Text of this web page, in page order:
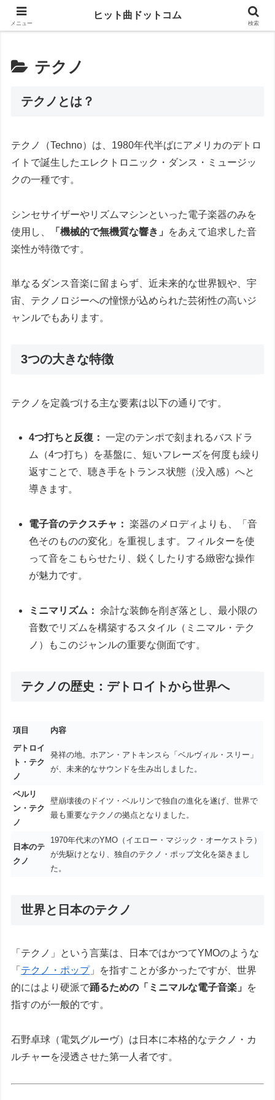
思い出の曲がすぐに見つかる
テクノ
テクノとは？
テクノ（Techno）は、1980年代半ばにアメリカのデトロ
イトで誕生したエレクトロニック・ダンス・ミュージッ
クの一種です。
シンセサイザーやリズムマシンといった電子楽器のみを
使用し、
「機械的で無機質な響き」
をあえて追求した音
楽性が特徴です。
単なるダンス音楽に留まらず、近未来的な世界観や、宇
宙、テクノロジーへの憧憬が込められた芸術性の高いジ
ャンルでもあります。
3つの大きな特徴
テクノを定義づける主な要素は以下の通りです。
4つ打ちと反復： 一定のテンポで刻まれるバスドラ
ム（4つ打ち）を基盤に、短いフレーズを何度も繰り
返すことで、聴き手をトランス状態（没入感）へと
導きます。
電子音のテクスチャ： 楽器のメロディよりも、「音
色そのものの変化」を重視します。フィルターを使
って音をこもらせたり、鋭くしたりする緻密な操作
が魅力です。
ミニマリズム： 余計な装飾を削ぎ落とし、最小限の
音数でリズムを構築するスタイル（ミニマル・テク
ノ）もこのジャンルの重要な側面です。
テクノの歴史：デトロイトから世界へ
項目
内容
デトロイ
ト・テク
ノ
発祥の地。ホアン・アトキンスら「ベルヴィル・スリー」
が、未来的なサウンドを生み出しました。
ベルリ
ン・テク
ノ
壁崩壊後のドイツ・ベルリンで独自の進化を遂げ、世界で
最も重要なテクノの拠点となりました。
日本のテ
クノ
1970年代末のYMO（イエロー・マジック・オーケストラ）
が先駆けとなり、独自のテクノ・ポップ文化を築きまし
た。
世界と日本のテクノ
「テクノ」という言葉は、日本ではかつてYMOのような
「 テクノ・ポップ」を指すことが多かったですが、世界
的にはより硬派で踊るための「ミニマルな電子音楽」
を
指すのが一般的です。
石野卓球（電気グルーヴ）は日本に本格的なテクノ・カ
ルチャーを浸透させた第一人者です。
メニュー
ヒット曲ドットコム
検索